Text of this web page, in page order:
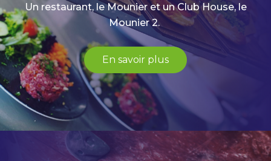
Un restaurant, le Mounier et un Club House, le
Mounier 2.
En savoir plus